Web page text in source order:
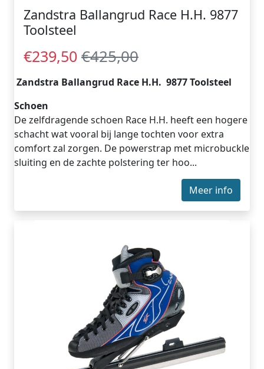
Zandstra Ballangrud Race H.H. 9877
Toolsteel
€239,50 €425,00
Zandstra Ballangrud Race H.H. 9877 Toolsteel
Schoen
De zelfdragende schoen Race H.H. heeft een hogere
schacht wat vooral bij lange tochten voor extra
comfort zal zorgen. De powerstrap met microbuckle
sluiting en de zachte polstering ter hoo...
Meer info